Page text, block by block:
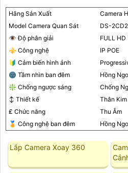
Hãng Sản Xuất
Camera
Model Camera Quan Sát
DS-
👁 Độ phân giải
FULL HD
⚜️ Công nghệ
IP POE
🔰 Cảm biến hình ảnh
🌚 Tầm nhìn ban đêm
Hồng
❇️ Chống ngược sáng
Chống
↕️ Thiết kế
Thân
₤ Chức năng
Thu Âm
️🏅️ Công nghệ ban đêm
Hồng
Lắp Camera Xoay 360